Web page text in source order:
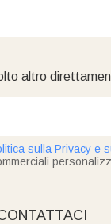
altro
sulla Privacy e